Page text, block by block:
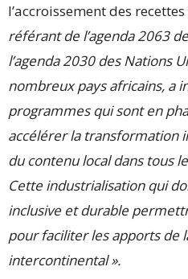
l’accroissement des
référant de l’agenda 2063
l’agenda 2030 des Nations
nombreux pays africains, a
programmes qui sont en
accélérer la transformation
du contenu local dans tous
Cette industrialisation qui
inclusive et durable
pour faciliter les apports de
intercontinental ».